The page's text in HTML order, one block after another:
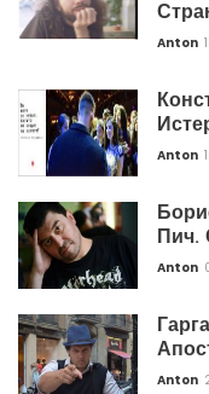
Anton
Anton
Anton
Anton